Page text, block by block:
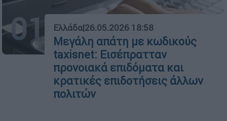
01 Ελλάδα|26.05.2026 18:58
Μεγάλη απάτη με κωδικούς
taxisnet: Εισέπρατταν
προνοιακά επιδόματα και
κρατικές επιδοτήσεις άλλων
πολιτών